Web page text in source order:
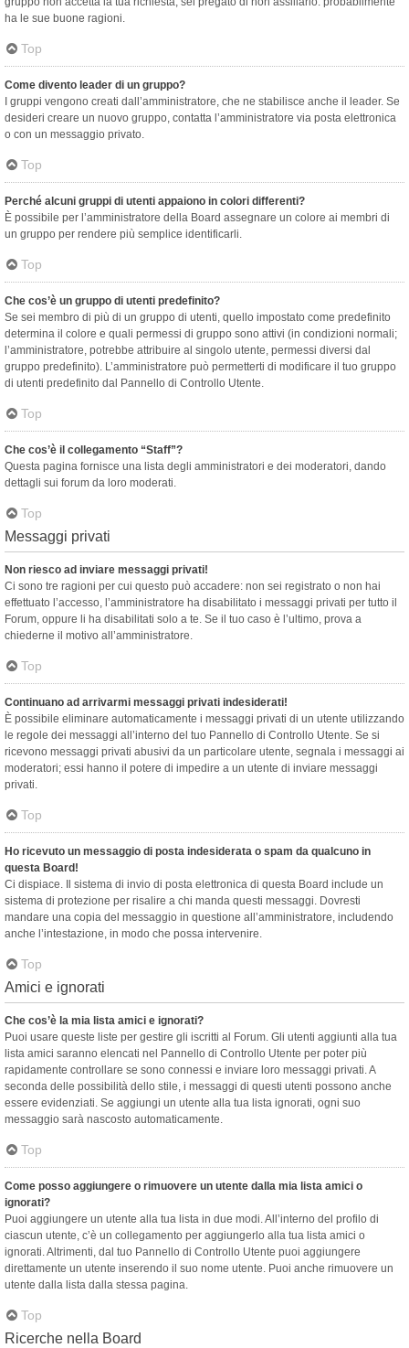
ha le sue buone ragioni.
Top
Come divento leader di un gruppo?
I gruppi vengono creati dall’amministratore, che ne stabilisce anche il leader. Se
desideri creare un nuovo gruppo, contatta l’amministratore via posta elettronica
o con un messaggio privato.
Top
Perché alcuni gruppi di utenti appaiono in colori differenti?
È possibile per l’amministratore della Board assegnare un colore ai membri di
un gruppo per rendere più semplice identificarli.
Top
Che cos’è un gruppo di utenti predefinito?
Se sei membro di più di un gruppo di utenti, quello impostato come predefinito
determina il colore e quali permessi di gruppo sono attivi (in condizioni normali;
l’amministratore, potrebbe attribuire al singolo utente, permessi diversi dal
gruppo predefinito). L’amministratore può permetterti di modificare il tuo gruppo
di utenti predefinito dal Pannello di Controllo Utente.
Top
Che cos’è il collegamento “Staff”?
Questa pagina fornisce una lista degli amministratori e dei moderatori, dando
dettagli sui forum da loro moderati.
Top
Messaggi privati
Non riesco ad inviare messaggi privati!
Ci sono tre ragioni per cui questo può accadere: non sei registrato o non hai
effettuato l’accesso, l’amministratore ha disabilitato i messaggi privati per tutto il
Forum, oppure li ha disabilitati solo a te. Se il tuo caso è l’ultimo, prova a
chiederne il motivo all’amministratore.
Top
Continuano ad arrivarmi messaggi privati indesiderati!
È possibile eliminare automaticamente i messaggi privati ​​di un utente utilizzando
le regole dei messaggi all’interno del tuo Pannello di Controllo Utente. Se si
ricevono messaggi privati ​​abusivi da un particolare utente, segnala i messaggi ai
moderatori; essi hanno il potere di impedire a un utente di inviare messaggi
privati​​.
Top
Ho ricevuto un messaggio di posta indesiderata o spam da qualcuno in
questa Board!
Ci dispiace. Il sistema di invio di posta elettronica di questa Board include un
sistema di protezione per risalire a chi manda questi messaggi. Dovresti
mandare una copia del messaggio in questione all’amministratore, includendo
anche l’intestazione, in modo che possa intervenire.
Top
Amici e ignorati
Che cos’è la mia lista amici e ignorati?
Puoi usare queste liste per gestire gli iscritti al Forum. Gli utenti aggiunti alla tua
lista amici saranno elencati nel Pannello di Controllo Utente per poter più
rapidamente controllare se sono connessi e inviare loro messaggi privati. A
seconda delle possibilità dello stile, i messaggi di questi utenti possono anche
essere evidenziati. Se aggiungi un utente alla tua lista ignorati, ogni suo
messaggio sarà nascosto automaticamente.
Top
Come posso aggiungere o rimuovere un utente dalla mia lista amici o
ignorati?
Puoi aggiungere un utente alla tua lista in due modi. All’interno del profilo di
ciascun utente, c’è un collegamento per aggiungerlo alla tua lista amici o
ignorati. Altrimenti, dal tuo Pannello di Controllo Utente puoi aggiungere
direttamente un utente inserendo il suo nome utente. Puoi anche rimuovere un
utente dalla lista dalla stessa pagina.
Top
Ricerche nella Board